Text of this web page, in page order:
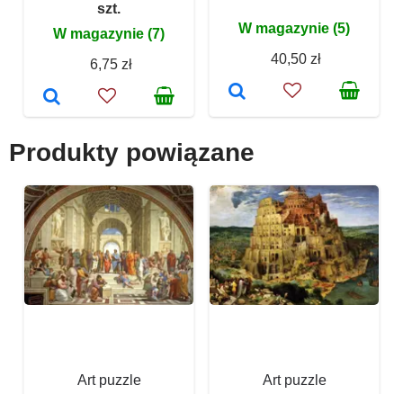
szt.
W magazynie (7)
6,75 zł
W magazynie (5)
40,50 zł
Produkty powiązane
Art puzzle
Art puzzle